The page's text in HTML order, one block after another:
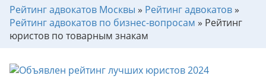
Рейтинг адвокатов Москвы » Рейтинг адвокатов»
Рейтинг адвокатов по бизнес-вопросам » Рейтинг
юристов по товарным знакам